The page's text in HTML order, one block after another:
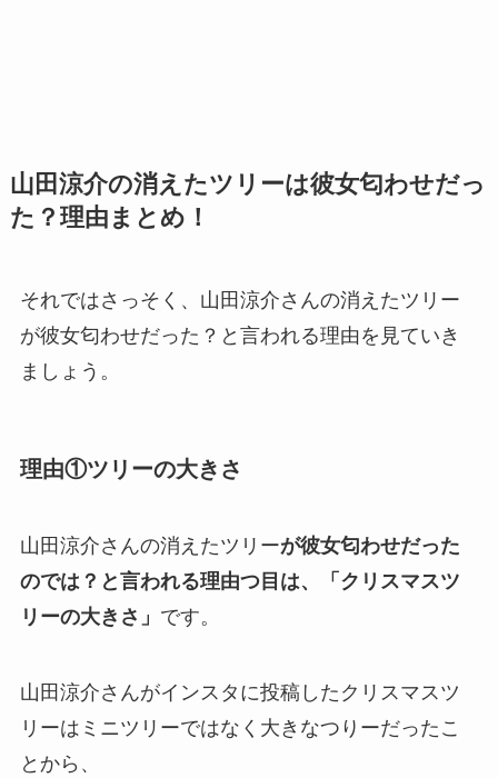
山田涼介の消えたツリーは彼女匂わせだっ
た？理由まとめ！
それではさっそく、山田涼介さんの消えたツリー
が彼女匂わせだった？と言われる理由を見ていき
ましょう。
理由①ツリーの大きさ
山田涼介さんの消えたツリーが彼女匂わせだった
のでは？と言われる理由つ目は、「クリスマスツ
リーの大きさ」 です。
山田涼介さんがインスタに投稿したクリスマスツ
リーはミニツリーではなく大きなつりーだったこ
とから、